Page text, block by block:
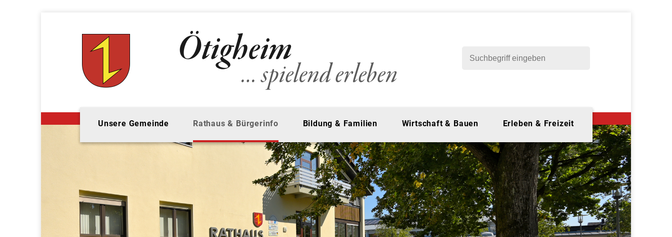
Unsere Gemeinde Rathaus & Bürgerinfo Bildung & Familien Wirtschaft & Bauen Erleben & Freizeit